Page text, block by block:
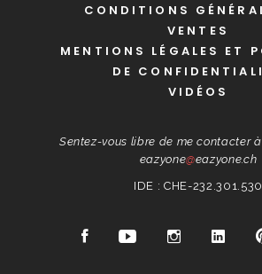
CONDITIONS
VENTES
MENTIONS LÉGALES ET
DE
VIDÉOS
Sentez-vous libre de me contacter
eazyone@eazyone.ch
IDE : CHE-232.301.530